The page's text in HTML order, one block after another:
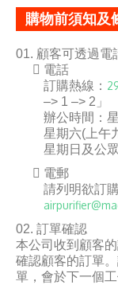
購物前須知及
顧客可透過電
電話
訂購熱線：
–> 1 –> 2」
辦公時間：
星期六(上午
星期日及公
電郵
請列明欲訂
訂單確認
本公司收到顧客
確認顧客的訂單
單，會於下一個